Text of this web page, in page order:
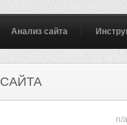
Анализ сайта
n/a